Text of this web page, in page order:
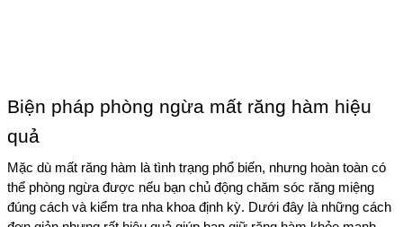
Biện pháp phòng ngừa mất răng hàm hiệu
quả
Mặc dù mất răng hàm là tình trạng phổ biến, nhưng hoàn toàn có
thể phòng ngừa được nếu bạn chủ động chăm sóc răng miệng
đúng cách và kiểm tra nha khoa định kỳ. Dưới đây là những cách